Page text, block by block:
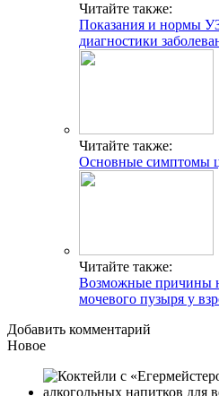
Читайте также:
Показания и нормы
диагностики
Читайте также:
Основные симптомы
Читайте также:
Возможные причины
мочевого пузыря у
Добавить комментарий
Новое